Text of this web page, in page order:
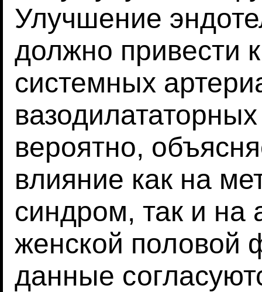
Улучшение
должно привести
системных
вероятно,
влияние как на
синдром, так и
женской половой
данные